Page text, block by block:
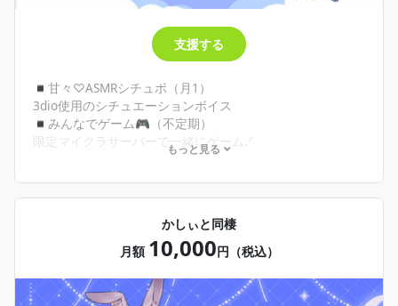
支援する
◾︎甘々♡ASMRシチュボ（月1）
3dio使用のシチュエーションボイス
◾︎みんなでゲーム🎮（不定期）
限定マイクラサーバーで一緒にゲーム.ᐟ‪
甘夜の声は聞こえます.ᐟ‪みんなはチャット参加.ᐟ‪
もっと見る
かしぃと同棲
月額 10,000円（税込）